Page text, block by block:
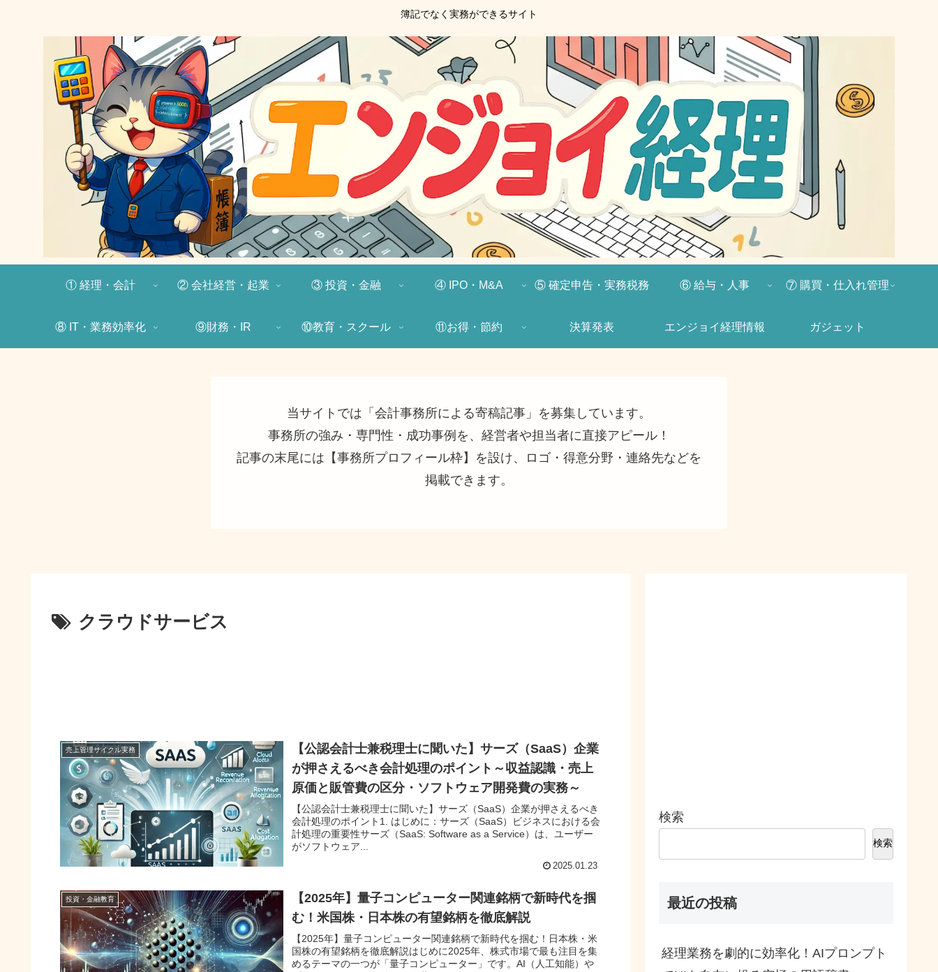
簿記でなく実務ができるサイト
① 経理・会計 ② 会社経営・起業 ③ 投資・金融 ④ IPO・M&A ⑤ 確定申告・実務税務 ⑥ 給与・人事 ⑦ 購買・仕入れ管理
⑧ IT・業務効率化 ⑨財務・IR ⑩教育・スクール ⑪お得・節約 決算発表 エンジョイ経理情報 ガジェット
当サイトでは「会計事務所による寄稿記事」を募集しています。
事務所の強み・専門性・成功事例を、経営者や担当者に直接アピール！
記事の末尾には【事務所プロフィール枠】を設け、ロゴ・得意分野・連絡先などを
掲載できます。
クラウドサービス
売上管理サイクル実務
【公認会計士兼税理士に聞いた】サーズ（SaaS）企業
が押さえるべき会計処理のポイント～収益認識・売上
原価と販管費の区分・ソフトウェア開発費の実務～
【公認会計士兼税理士に聞いた】サーズ（SaaS）企業が押さえるべき
会計処理のポイント1. はじめに：サーズ（SaaS）ビジネスにおける会
計処理の重要性サーズ（SaaS: Software as a Service）は、ユーザー
がソフトウェア...
2025.01.23
投資・金融教育
【2025年】量子コンピューター関連銘柄で新時代を掴
む！米国株・日本株の有望銘柄を徹底解説
【2025年】量子コンピューター関連銘柄で新時代を掴む！日本株・米
国株の有望銘柄を徹底解説はじめに2025年、株式市場で最も注目を集
めるテーマの一つが「量子コンピューター」です。AI（人工知能）や
検索
検索
最近の投稿
経理業務を劇的に効率化！AIプロンプト